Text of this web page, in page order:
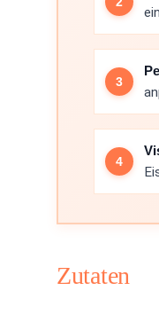
Zutaten